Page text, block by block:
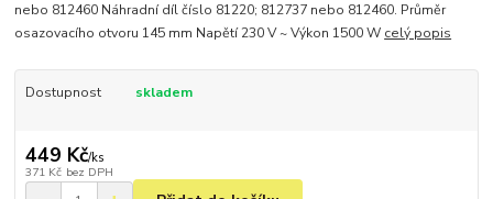
nebo 812460 Náhradní díl číslo 81220; 812737 nebo 812460. Průměr
osazovacího otvoru 145 mm Napětí 230 V ~ Výkon 1500 W celý popis
Dostupnost skladem
449 Kč/ks
371 Kč bez DPH